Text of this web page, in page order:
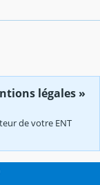
légales »
de votre ENT